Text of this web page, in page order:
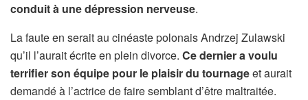
conduit à une dépression nerveuse.
La faute en serait au cinéaste polonais Andrzej Zulawski
qu’il l’aurait écrite en plein divorce. Ce dernier a voulu
terrifier son équipe pour le plaisir du tournageet aurait
demandé à l’actrice de faire semblant d’être maltraitée.